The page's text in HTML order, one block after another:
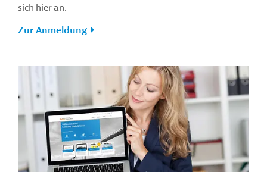
sich hier an.
Zur Anmeldung